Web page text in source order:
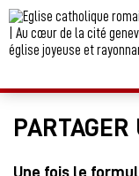
Une fois le